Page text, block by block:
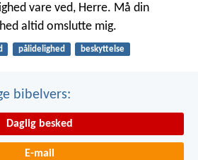
vare ved, Herre. Må din
altid omslutte mig.
pålidelighed beskyttelse
bibelvers:
Daglig besked
E-mail